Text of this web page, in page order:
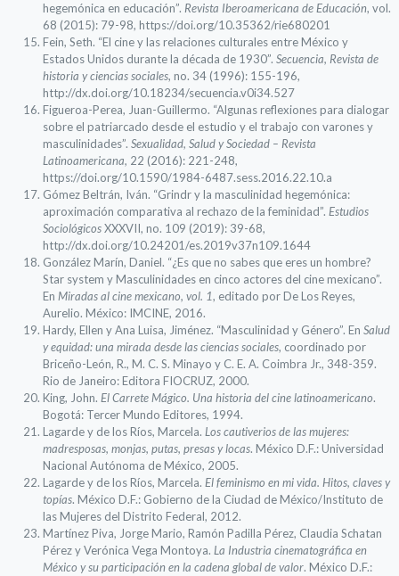
hegemónica en educación”. Revista Iberoamericana de Educación, vol.
68 (2015): 79-98, https://doi.org/10.35362/rie680201
Fein, Seth. “El cine y las relaciones culturales entre México y
Estados Unidos durante la década de 1930”. Secuencia, Revista de
historia y ciencias sociales, no. 34 (1996): 155-196,
http://dx.doi.org/10.18234/secuencia.v0i34.527
Figueroa-Perea, Juan-Guillermo. “Algunas reflexiones para dialogar
sobre el patriarcado desde el estudio y el trabajo con varones y
masculinidades”. Sexualidad, Salud y Sociedad – Revista
Latinoamericana, 22 (2016): 221-248,
https://doi.org/10.1590/1984-6487.sess.2016.22.10.a
Gómez Beltrán, Iván. “Grindr y la masculinidad hegemónica:
aproximación comparativa al rechazo de la feminidad”. Estudios
SociológicosXXXVII, no. 109 (2019): 39-68,
http://dx.doi.org/10.24201/es.2019v37n109.1644
González Marín, Daniel. “¿Es que no sabes que eres un hombre?
Star system y Masculinidades en cinco actores del cine mexicano”.
En Miradas al cine mexicano, vol. 1, editado por De Los Reyes,
Aurelio. México: IMCINE, 2016.
Hardy, Ellen y Ana Luisa, Jiménez. “Masculinidad y Género”. En Salud
y equidad: una mirada desde las ciencias sociales, coordinado por
Briceño-León, R., M. C. S. Minayo y C. E. A. Coimbra Jr., 348-359.
Rio de Janeiro: Editora FIOCRUZ, 2000.
King, John. El Carrete Mágico. Una historia del cine latinoamericano.
Bogotá: Tercer Mundo Editores, 1994.
Lagarde y de los Ríos, Marcela. Los cautiverios de las mujeres:
madresposas, monjas, putas, presas y locas. México D.F.: Universidad
Nacional Autónoma de México, 2005.
Lagarde y de los Ríos, Marcela. El feminismo en mi vida. Hitos, claves y
topías. México D.F.: Gobierno de la Ciudad de México/Instituto de
las Mujeres del Distrito Federal, 2012.
Martínez Piva, Jorge Mario, Ramón Padilla Pérez, Claudia Schatan
Pérez y Verónica Vega Montoya. La Industria cinematográfica en
México y su participación en la cadena global de valor. México D.F.: